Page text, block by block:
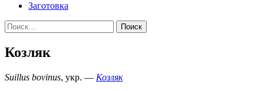
Заготовка
Найти:
Козляк
Suillus bovinus, укр. — Козляк